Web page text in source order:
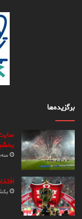
برگزیده‌ها
سه‌شنبه
یکشنبه ۱